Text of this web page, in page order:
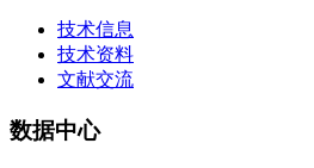
技术信息
技术资料
文献交流
数据中心